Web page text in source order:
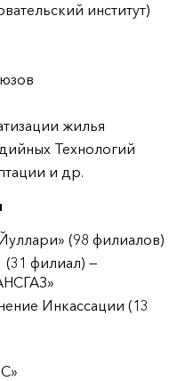
институт)
жилья
Технологий
и др.
(98 филиалов)
(31 филиал) —
Инкассации (13